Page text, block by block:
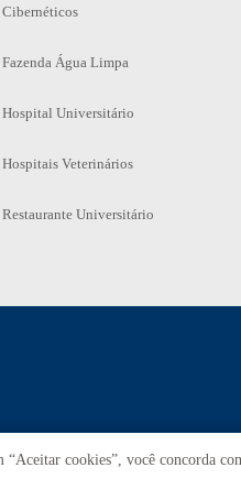
Cibernéticos
Fazenda Água Limpa
Hospital Universitário
Hospitais Veterinários
Restaurante Universitário
Transparência
“Aceitar cookies”, você concorda